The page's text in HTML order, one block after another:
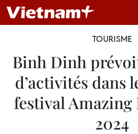
TOURISME
Binh Dinh
d’activités dans
festival
2024